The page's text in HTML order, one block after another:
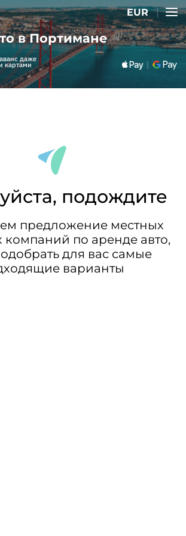
EUR
в Портимане
даже
картами
подождите
предложение местных
компаний по аренде авто,
для вас самые
варианты